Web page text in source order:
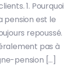
1. Pourquoi
pension est le
repoussé.
pas à
pension […]